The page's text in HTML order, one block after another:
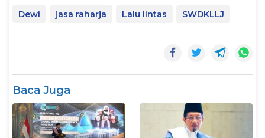
Dewi jasa raharja Lalu lintas SWDKLLJ
Baca Juga